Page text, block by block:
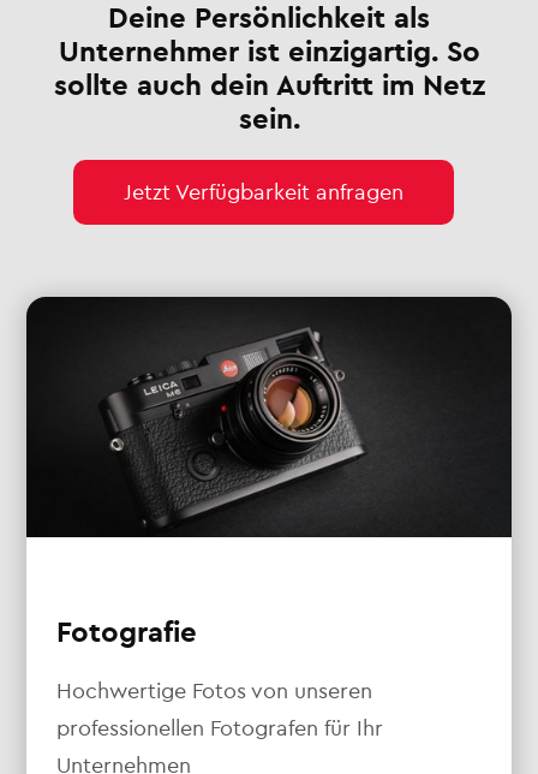
Deine Persönlichkeit als
Unternehmer ist einzigartig. So
sollte auch dein Auftritt im Netz
sein.
Jetzt Verfügbarkeit anfragen
Fotografie
Hochwertige Fotos von unseren
professionellen Fotografen für Ihr
Unternehmen